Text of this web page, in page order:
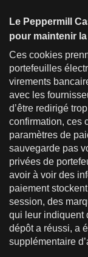
Le Peppermill
pour maintenir
Ces cookies
portefeuilles
virements
avec les
d’être redirigé
confirmation, ces
paramètres de
sauvegarde pas
privées de
avoir à voir des
paiement
session, des
qui leur indiquent
dépôt a réussi, a
supplémentaire